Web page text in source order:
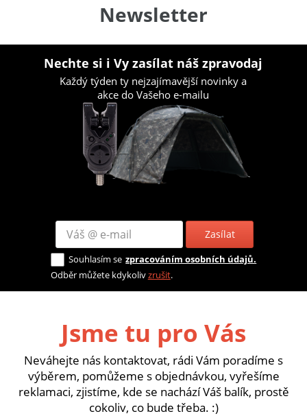
Newsletter
Nechte si i Vy zasílat náš zpravodaj
Každý týden ty nejzajímavější novinky a
akce do Vašeho e-mailu
Zasílat
Souhlasím se zpracováním osobních údajů.
Odběr můžete kdykolivzrušit.
Jsme tu pro Vás
Neváhejte nás kontaktovat, rádi Vám poradíme s
výběrem, pomůžeme s objednávkou, vyřešíme
reklamaci, zjistíme, kde se nachází Váš balík, prostě
cokoliv, co bude třeba. :)